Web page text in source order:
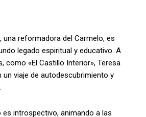
una reformadora del Carmelo, es
legado espiritual y educativo. A
como «El Castillo Interior», Teresa
un viaje de autodescubrimiento y
introspectivo, animando a las